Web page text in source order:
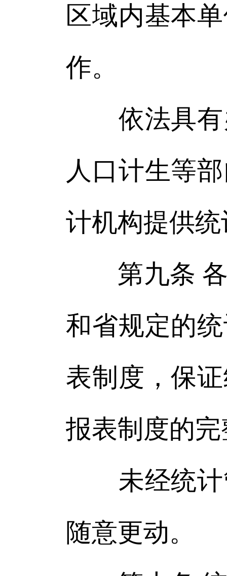
区域内基本
作。
依法具有
人口计生等
计机构提供
第九条 各
和省规定的
表制度，保
报表制度的
未经统计
随意更动。